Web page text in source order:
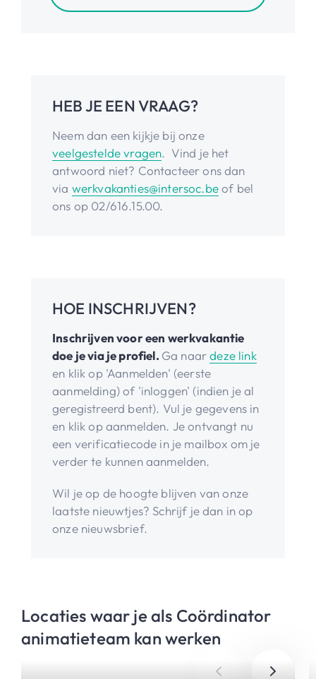
HEB JE EEN VRAAG?
Neem dan een kijkje bij onze
veelgestelde vragen. Vind je het
antwoord niet? Contacteer ons dan
via werkvakanties@intersoc.beof bel
ons op 02/616.15.00.
HOE INSCHRIJVEN?
Inschrijven voor een werkvakantie
doe je via je profiel. Ga naardeze link
en klik op 'Aanmelden' (eerste
aanmelding) of 'inloggen' (indien je al
geregistreerd bent). Vul je gegevens in
en klik op aanmelden. Je ontvangt nu
een verificatiecode in je mailbox om je
verder te kunnen aanmelden.
Wil je op de hoogte blijven van onze
laatste nieuwtjes? Schrijf je dan in op
onze nieuwsbrief.
Locaties waar je als Coördinator
animatieteam kan werken